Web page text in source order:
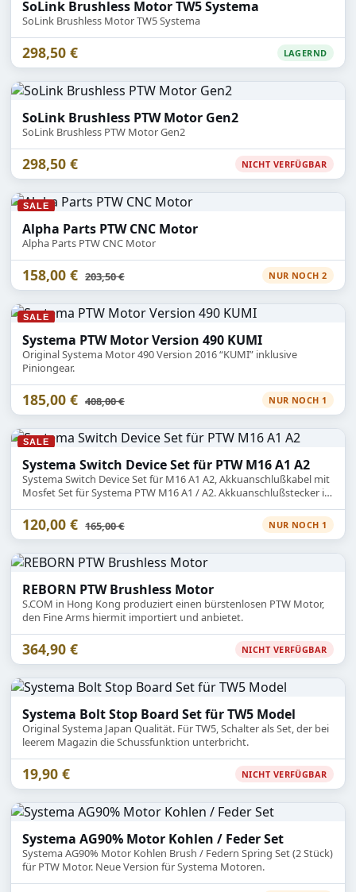
SoLink Brushless Motor TW5 Systema
SoLink Brushless Motor TW5 Systema
298,50 € LAGERND
SoLink Brushless PTW Motor Gen2
SoLink Brushless PTW Motor Gen2
298,50 € NICHT VERFÜGBAR
SALE
Alpha Parts PTW CNC Motor
Alpha Parts PTW CNC Motor
158,00 € Statt
203,50 € NUR NOCH 2
SALE
Systema PTW Motor Version 490 KUMI
Original Systema Motor 490 Version 2016 “KUMI” inklusive
Piniongear.
185,00 € Statt
408,00 € NUR NOCH 1
SALE
Systema Switch Device Set für PTW M16 A1 A2
Systema Switch Device Set für M16 A1 A2, Akkuanschlußkabel mit
Mosfet Set für Systema PTW M16 A1 / A2. Akkuanschlußstecker ist
Tamiya groß.
120,00 € Statt
165,00 € NUR NOCH 1
REBORN PTW Brushless Motor
S.COM in Hong Kong produziert einen bürstenlosen PTW Motor,
den Fine Arms hiermit importiert und anbietet.
364,90 € NICHT VERFÜGBAR
Systema Bolt Stop Board Set für TW5 Model
Original Systema Japan Qualität. Für TW5, Schalter als Set, der bei
leerem Magazin die Schussfunktion unterbricht.
19,90 € NICHT VERFÜGBAR
Systema AG90% Motor Kohlen / Feder Set
Systema AG90% Motor Kohlen Brush / Federn Spring Set (2 Stück)
für PTW Motor. Neue Version für Systema Motoren.